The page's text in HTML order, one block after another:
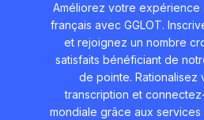
Améliorez votre expérience
français avec GGLOT.
et rejoignez un nombre
satisfaits bénéficiant de
de pointe. Rationalisez
transcription et
mondiale grâce aux